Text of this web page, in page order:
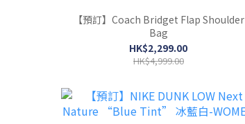
【預訂】Coach Bridget Flap Shoulder
Bag
HK$2,299.00
HK$4,999.00